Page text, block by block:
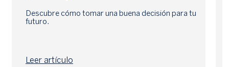
Descubre cómo tomar una buena decisión para tu
futuro.
Leer artículo